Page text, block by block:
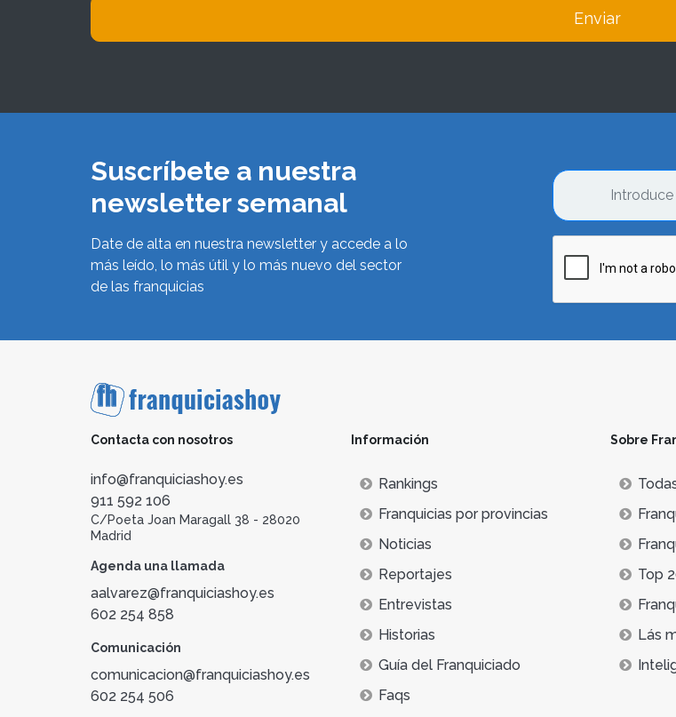
Enviar
Suscríbete a nuestra
newsletter semanal
Date de alta en nuestra newsletter y accede a lo
más leído, lo más útil y lo más nuevo del sector
de las franquicias
Contacta con nosotros
info@franquiciashoy.es
911 592 106
C/Poeta Joan Maragall 38 - 28020
Madrid
Agenda una llamada
aalvarez@franquiciashoy.es
602 254 858
Comunicación
comunicacion@franquiciashoy.es
602 254 506
Información
Rankings
Franquicias por provincias
Noticias
Reportajes
Entrevistas
Historias
Guía del Franquiciado
Faqs
Sobre
Top
Lás